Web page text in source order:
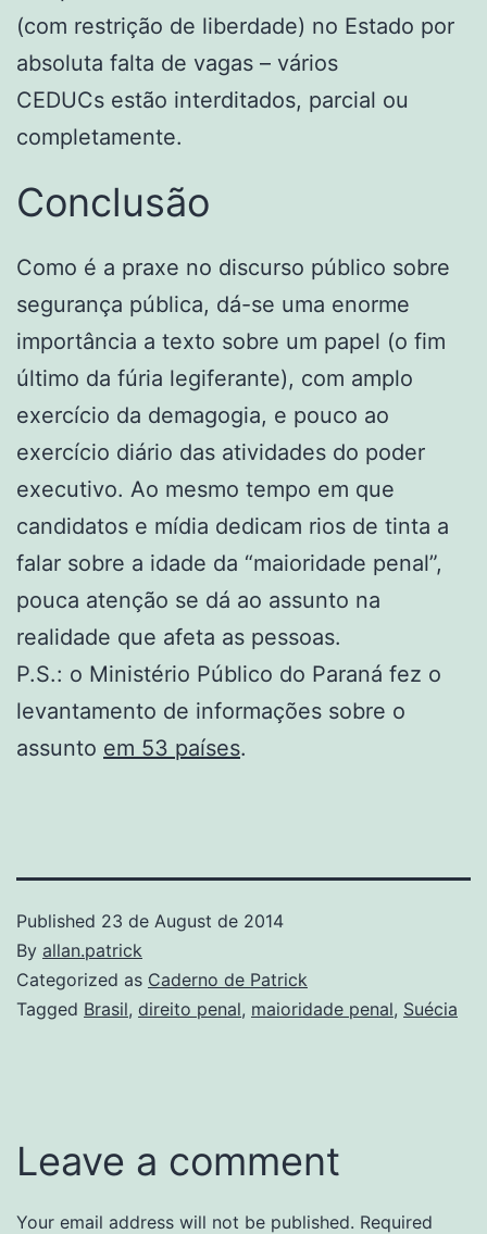
(com restrição de liberdade) no Estado por
absoluta falta de vagas – vários
CEDUCs estão interditados, parcial ou
completamente.
Conclusão
Como é a praxe no discurso público sobre
segurança pública, dá-se uma enorme
importância a texto sobre um papel (o fim
último da fúria legiferante), com amplo
exercício da demagogia, e pouco ao
exercício diário das atividades do poder
executivo. Ao mesmo tempo em que
candidatos e mídia dedicam rios de tinta a
falar sobre a idade da “maioridade penal”,
pouca atenção se dá ao assunto na
realidade que afeta as pessoas.
P.S.: o Ministério Público do Paraná fez o
levantamento de informações sobre o
assunto em 53 países.
Published 23 de August de 2014
By allan.patrick
Categorized as Caderno de Patrick
Tagged Brasil, direito penal, maioridade penal, Suécia
Leave a comment
Your email address will not be published. Required